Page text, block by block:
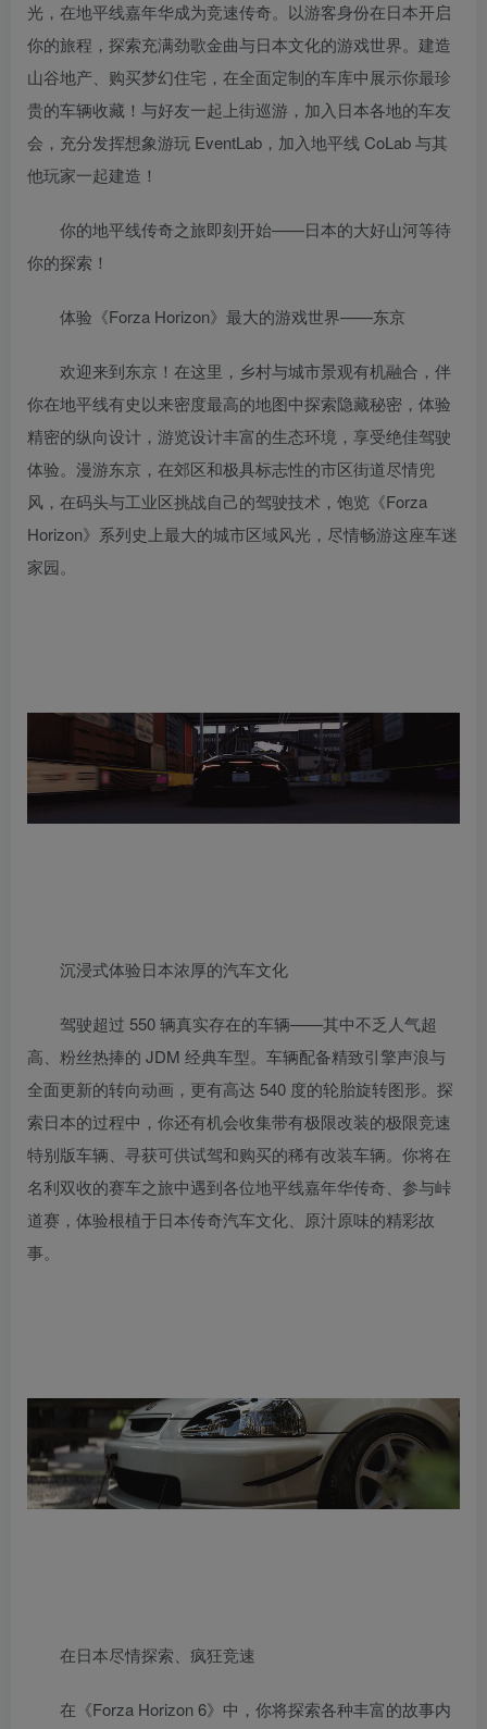
光，在地平线嘉年华成为竞速传奇。以游客身份在日本开启
你的旅程，探索充满劲歌金曲与日本文化的游戏世界。建造
山谷地产、购买梦幻住宅，在全面定制的车库中展示你最珍
贵的车辆收藏！与好友一起上街巡游，加入日本各地的车友
会，充分发挥想象游玩 EventLab，加入地平线 CoLab 与其
他玩家一起建造！
你的地平线传奇之旅即刻开始——日本的大好山河等待
你的探索！
体验《Forza Horizon》最大的游戏世界——东京
欢迎来到东京！在这里，乡村与城市景观有机融合，伴
你在地平线有史以来密度最高的地图中探索隐藏秘密，体验
精密的纵向设计，游览设计丰富的生态环境，享受绝佳驾驶
体验。漫游东京，在郊区和极具标志性的市区街道尽情兜
风，在码头与工业区挑战自己的驾驶技术，饱览《Forza
Horizon》系列史上最大的城市区域风光，尽情畅游这座车迷
家园。
沉浸式体验日本浓厚的汽车文化
驾驶超过 550 辆真实存在的车辆——其中不乏人气超
高、粉丝热捧的 JDM 经典车型。车辆配备精致引擎声浪与
全面更新的转向动画，更有高达 540 度的轮胎旋转图形。探
索日本的过程中，你还有机会收集带有极限改装的极限竞速
特别版车辆、寻获可供试驾和购买的稀有改装车辆。你将在
名利双收的赛车之旅中遇到各位地平线嘉年华传奇、参与峠
道赛，体验根植于日本传奇汽车文化、原汁原味的精彩故
事。
在日本尽情探索、疯狂竞速
在《Forza Horizon 6》中，你将探索各种丰富的故事内